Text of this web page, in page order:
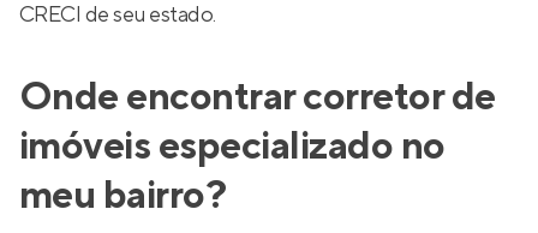
CRECI de seu estado.
Onde encontrar corretor de
imóveis especializado no
meu bairro?